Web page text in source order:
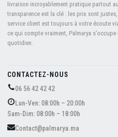
livraison incroyablement pratique partout
transparence est la clé : les prix sont
service client est toujours à votre écoute
ce qui compte vraiment, Palmarya
quotidien.
CONTACTEZ-NOUS
06 56 42 42 42
Lun-Ven: 08:00h – 20:00h
Sam-Dim: 08:00h – 18:00h
Contact@palmarya.ma